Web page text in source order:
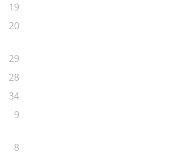
19
20
29
28
34
9
8